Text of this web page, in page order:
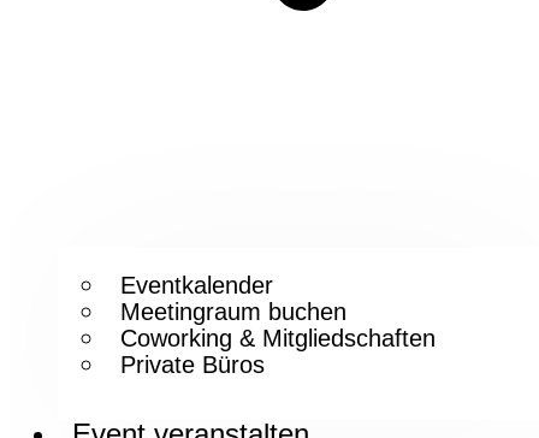
Eventkalender
Meetingraum buchen
Coworking & Mitgliedschaften
Private Büros